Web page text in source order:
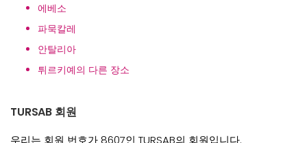
에베소
파묵칼레
안탈리아
튀르키예의 다른 장소
TURSAB 회원